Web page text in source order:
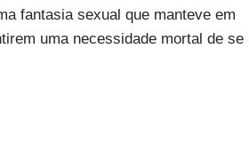
fantasia sexual que manteve em
uma necessidade mortal de se